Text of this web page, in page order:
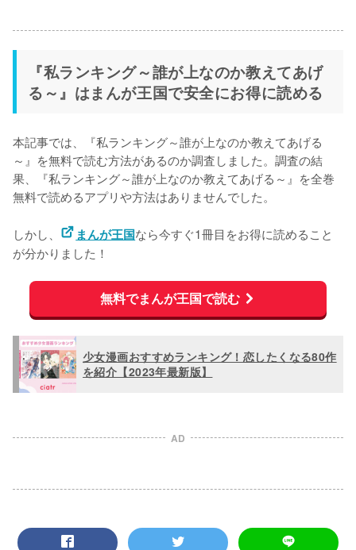
『私ランキング～誰が上なのか教えてあげ
る～』はまんが王国で安全にお得に読める
本記事では、『私ランキング～誰が上なのか教えてあげる
～』を無料で読む方法があるのか調査しました。調査の結
果、『私ランキング～誰が上なのか教えてあげる～』を全巻
無料で読めるアプリや方法はありませんでした。
しかし、 まんが王国なら今すぐ1冊目をお得に読めること
が分かりました！
無料でまんが王国で読む
少女漫画おすすめランキング！恋したくなる80作
を紹介【2023年最新版】
AD